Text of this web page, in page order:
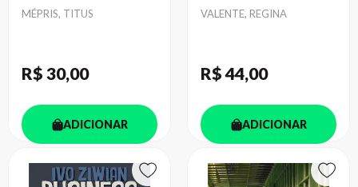
Autor
MÉPRIS, TITUS
R$ 30,00
ADICIONAR
Autor
VALENTE, REGINA
R$ 44,00
ADICIONAR